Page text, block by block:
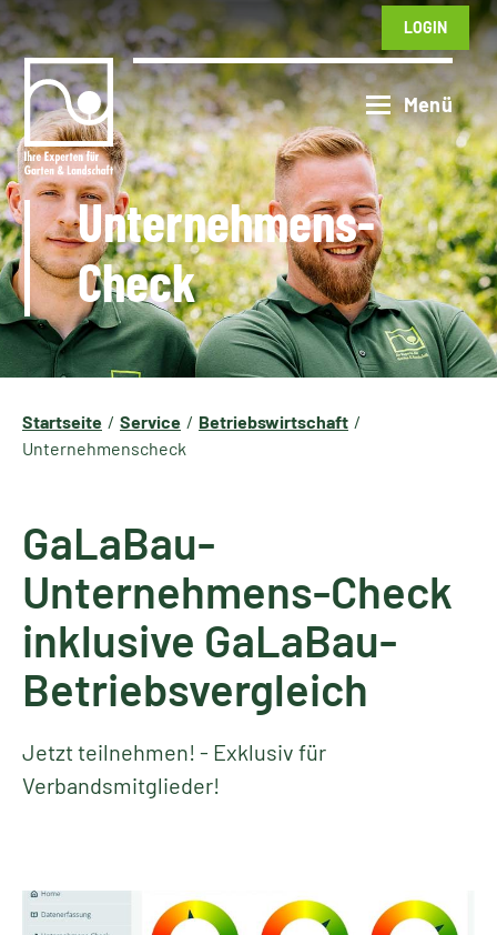
LOGIN
Unternehmens-
Check
Startseite Service
Betriebswirtschaft
Unternehmenscheck
GaLaBau-
Unternehmens-Check
inklusive GaLaBau-
Betriebsvergleich
Jetzt teilnehmen! - Exklusiv für
Verbandsmitglieder!